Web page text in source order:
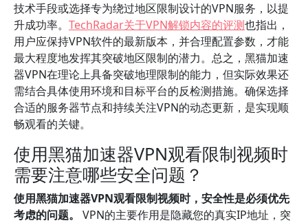
技术手段或选择专为绕过地区限制设计的VPN服务，以提
升成功率。 TechRadar关于VPN解锁内容的评测也指出，
用户应保持VPN软件的最新版本，并合理配置参数，才能
最大程度地发挥其突破地区限制的潜力。总之，黑猫加速
器VPN在理论上具备突破地理限制的能力，但实际效果还
需结合具体使用环境和目标平台的反检测措施。确保选择
合适的服务器节点和持续关注VPN的动态更新，是实现顺
畅观看的关键。
使用黑猫加速器VPN观看限制视频时
需要注意哪些安全问题？
使用黑猫加速器VPN观看限制视频时，安全性是必须优先
考虑的问题。
VPN的主要作用是隐藏您的真实IP地址，突